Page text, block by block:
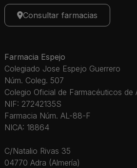
Consultar farmacias
Farmacia Espejo
Colegiado Jose Espejo Guerrero
Núm. Coleg. 507
Colegio Oficial de Farmacéuticos de
NIF: 27242135S
Farmacia Núm. AL-88-F
NICA: 18864
C/Natalio Rivas 35
04770 Adra (Almería)